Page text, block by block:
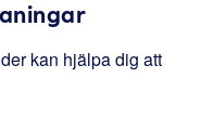
kan hjälpa dig att